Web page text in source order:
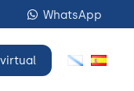
WhatsApp